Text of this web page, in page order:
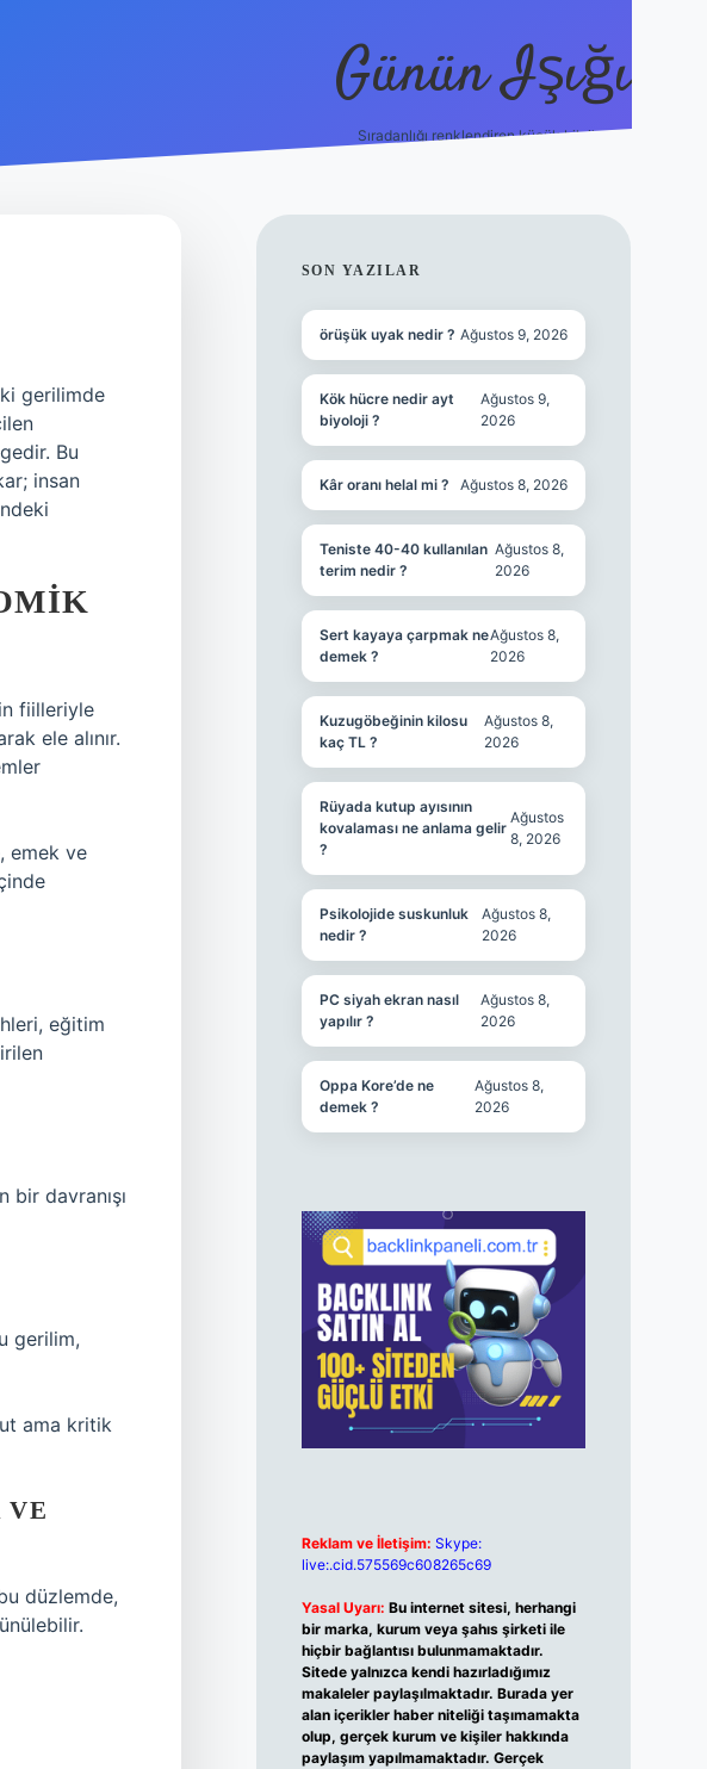
Günün Işığı
Sıradanlığı renklendiren küçük bilgiler.
gerilimde
Bu
insan
fiilleriyle
ele alınır.
emek ve
eğitim
davranışı
gerilim,
ama kritik
VE
düzlemde,
SIDEBAR
SON YAZILAR
örüşük uyak nedir ? Ağustos 9, 2026
Kök hücre nedir ayt
biyoloji ?
Ağustos 9,
2026
Kâr oranı helal mi ? Ağustos 8, 2026
Teniste 40-40 kullanılan
terim nedir ?
Ağustos 8,
2026
Sert kayaya çarpmak ne
demek ?
Ağustos 8,
2026
Kuzugöbeğinin kilosu
kaç TL ?
Ağustos 8,
2026
Rüyada kutup ayısının
kovalaması ne anlama gelir
?
Ağustos
8, 2026
Psikolojide suskunluk
nedir ?
Ağustos 8,
2026
PC siyah ekran nasıl
yapılır ?
Ağustos 8,
2026
Oppa Kore’de ne
demek ?
Ağustos 8,
2026
Reklam ve İletişim: Skype:
live:.cid.575569c608265c69
Yasal Uyarı: Bu internet sitesi, herhangi
bir marka, kurum veya şahıs şirketi ile
hiçbir bağlantısı bulunmamaktadır.
Sitede yalnızca kendi hazırladığımız
makaleler paylaşılmaktadır. Burada yer
alan içerikler haber niteliği taşımamakta
olup, gerçek kurum ve kişiler hakkında
paylaşım yapılmamaktadır. Gerçek
grand opera bet giriş